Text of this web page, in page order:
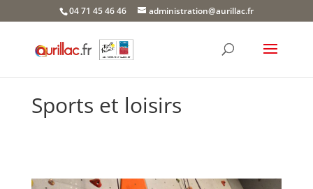
04 71 45 46 46 administration@aurillac.fr
Sports et loisirs